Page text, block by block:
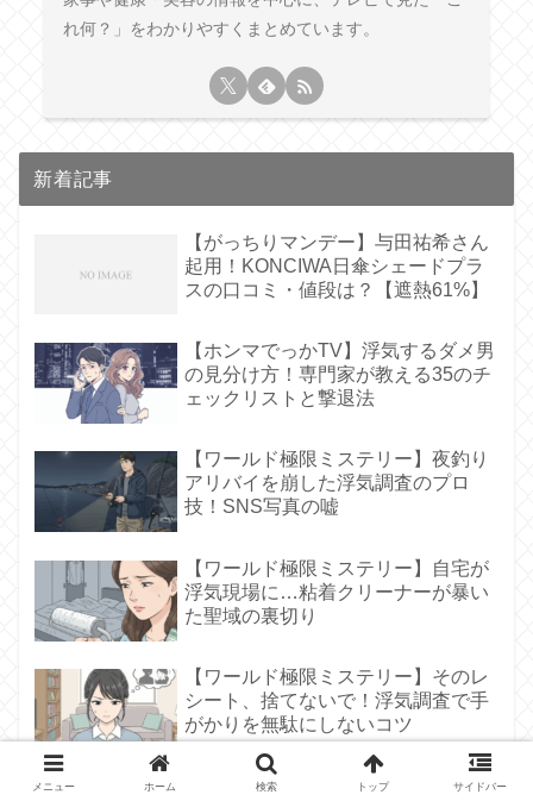
れ何？」をわかりやすくまとめています。
新着記事
【がっちりマンデー】与田祐希さん
起用！KONCIWA日傘シェードプラ
スの口コミ・値段は？【遮熱61%】
【ホンマでっかTV】浮気するダメ男
の見分け方！専門家が教える35のチ
ェックリストと撃退法
【ワールド極限ミステリー】夜釣り
アリバイを崩した浮気調査のプロ
技！SNS写真の嘘
【ワールド極限ミステリー】自宅が
浮気現場に…粘着クリーナーが暴い
た聖域の裏切り
【ワールド極限ミステリー】そのレ
シート、捨てないで！浮気調査で手
がかりを無駄にしないコツ
メニュー ホーム 検索 トップ サイドバー